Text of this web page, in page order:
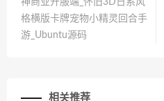
神商业开服端_怀旧3D日系风
格横版卡牌宠物小精灵回合手
游_Ubuntu源码
相关推荐